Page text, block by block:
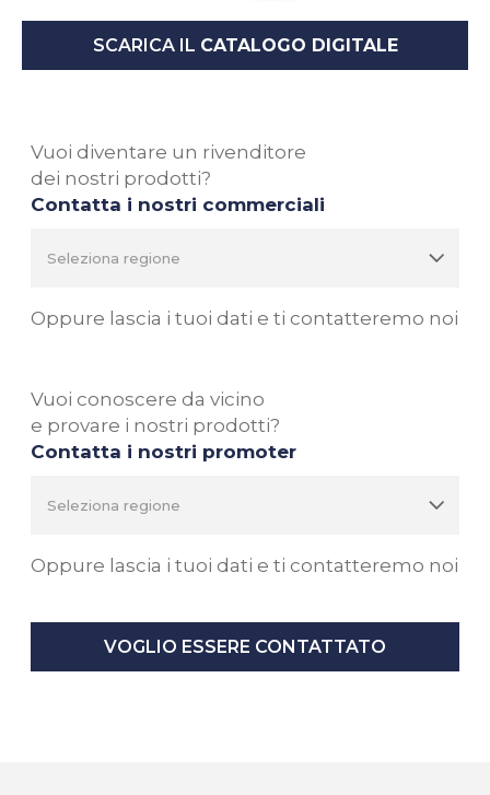
SCARICA IL CATALOGO DIGITALE
Vuoi diventare un rivenditore
dei nostri prodotti?
Contatta i nostri commerciali
Oppure lascia i tuoi dati e ti contatteremo noi
Vuoi conoscere da vicino
e provare i nostri prodotti?
Contatta i nostri promoter
Oppure lascia i tuoi dati e ti contatteremo noi
VOGLIO ESSERE CONTATTATO